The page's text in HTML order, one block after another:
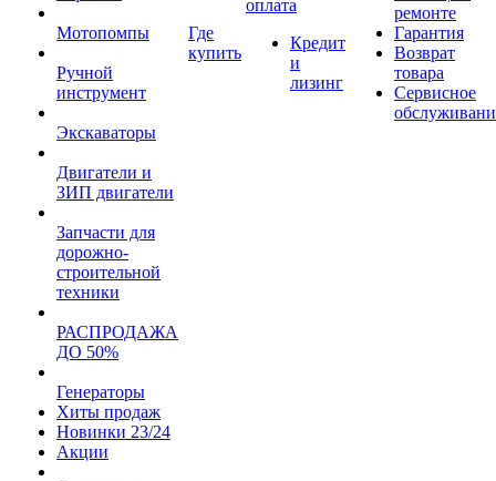
Мотопомпы
Ручной
инструмент
Экскаваторы
Двигатели и
ЗИП двигатели
Запчасти для
дорожно-
строительной
техники
РАСПРОДАЖА
ДО 50%
Генераторы
Хиты продаж
Новинки 23/24
Акции
Где
купить
оплата
Кредит
и
лизинг
ремонте
Гарантия
Возврат
товара
Сервисное